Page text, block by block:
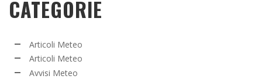
CATEGORIE
Articoli Meteo
Articoli Meteo
Avvisi Meteo